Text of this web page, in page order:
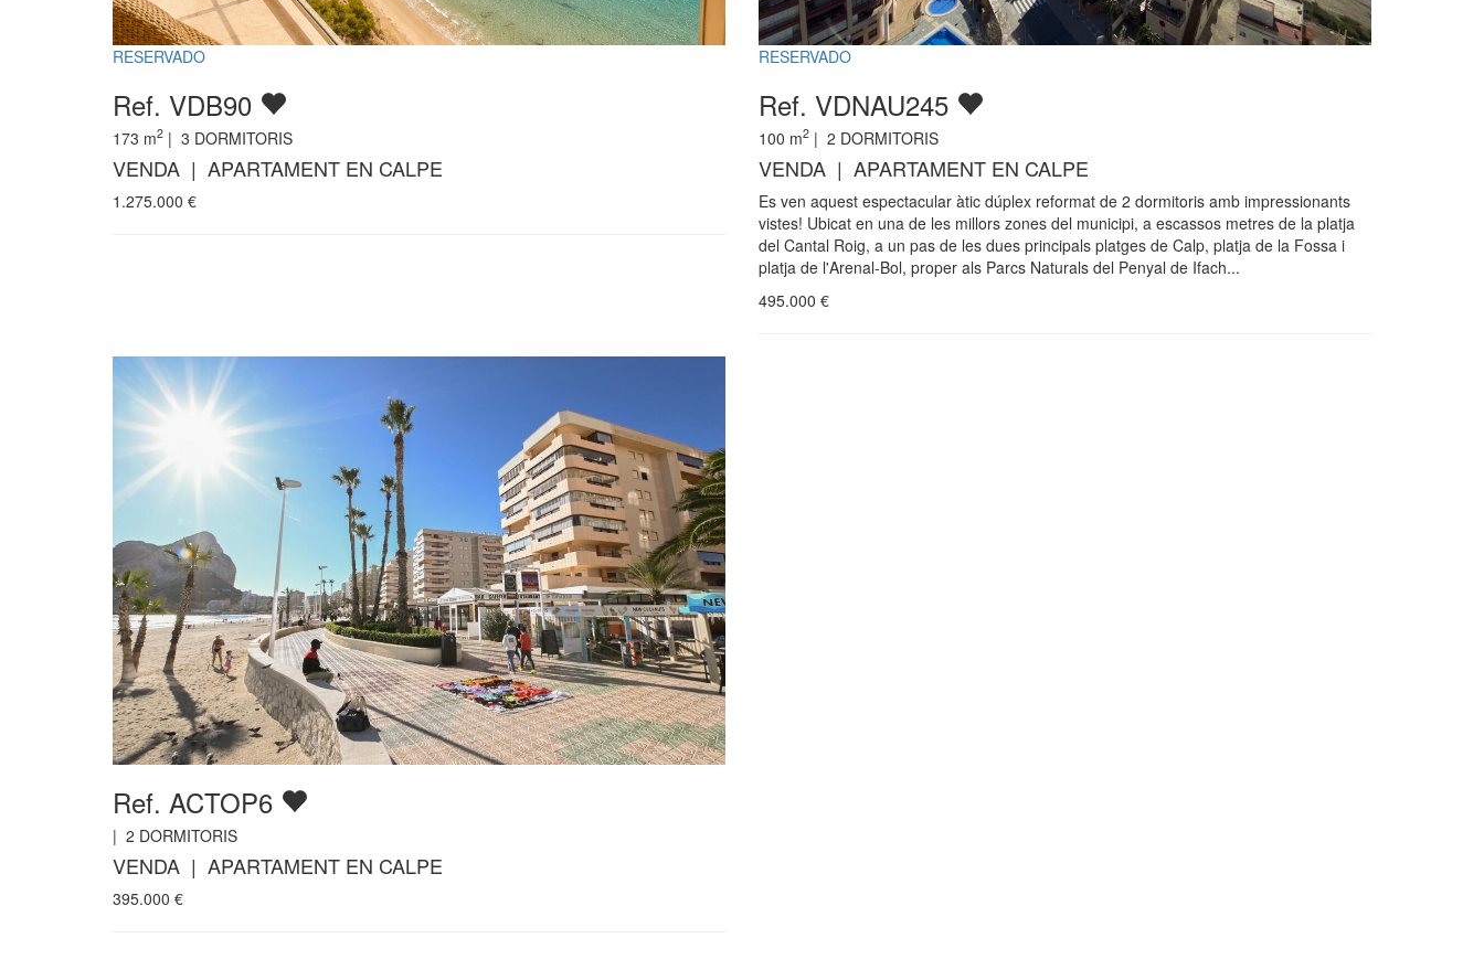
RESERVADO
Ref. VDB90
173 m2 | 3 DORMITORIS
VENDA | APARTAMENT EN CALPE
1.275.000 €
RESERVADO
Ref. VDNAU245
100 m2 | 2 DORMITORIS
VENDA | APARTAMENT EN CALPE
Es ven aquest espectacular àtic dúplex reformat de 2 dormitoris amb impressionants
vistes! Ubicat en una de les millors zones del municipi, a escassos metres de la platja
del Cantal Roig, a un pas de les dues principals platges de Calp, platja de la Fossa i
platja de l'Arenal-Bol, proper als Parcs Naturals del Penyal de Ifach...
495.000 €
Ref. ACTOP6
| 2 DORMITORIS
VENDA | APARTAMENT EN CALPE
395.000 €